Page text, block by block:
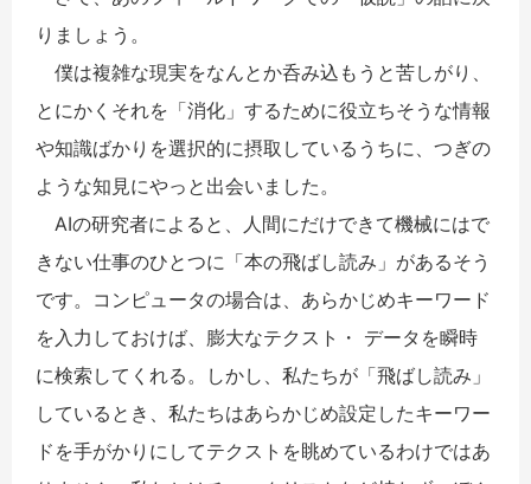
りましょう。
僕は複雑な現実をなんとか呑み込もうと苦しがり、
とにかくそれを「消化」するために役立ちそうな情報
や知識ばかりを選択的に摂取しているうちに、つぎの
ような知見にやっと出会いました。
AIの研究者によると、人間にだけできて機械にはで
きない仕事のひとつに「本の飛ばし読み」があるそう
です。コンピュータの場合は、あらかじめキーワード
を入力しておけば、膨大なテクスト・ データを瞬時
に検索してくれる。しかし、私たちが「飛ばし読み」
しているとき、私たちはあらかじめ設定したキーワー
ドを手がかりにしてテクストを眺めているわけではあ